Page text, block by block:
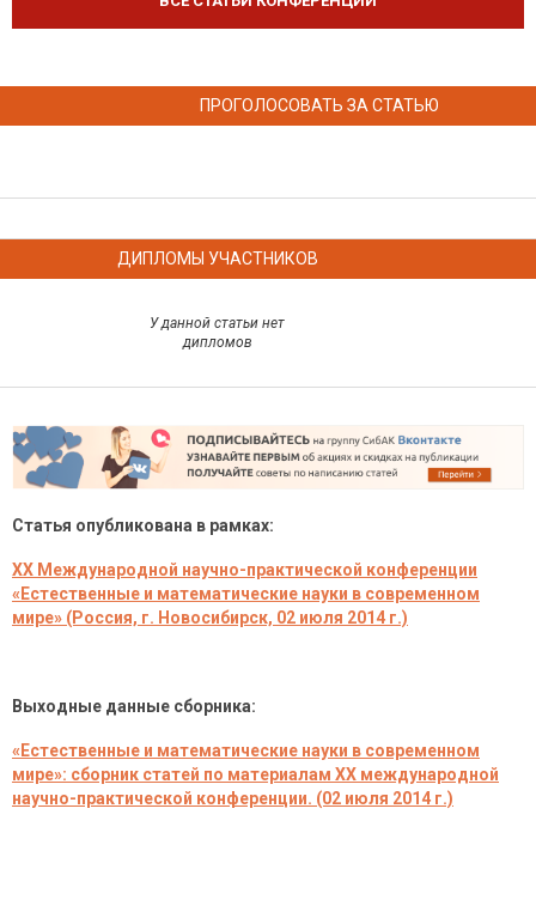
ПРОГОЛОСОВАТЬ ЗА СТАТЬЮ
ДИПЛОМЫ УЧАСТНИКОВ
У данной статьи нет
дипломов
Статья опубликована в рамках:
XX Международной научно-практической конференции
«Естественные и математические науки в современном
мире» (Россия, г. Новосибирск, 02 июля 2014 г.)
Выходные данные сборника:
«Естественные и математические науки в современном
мире»: сборник статей по материалам XX международной
научно-практической конференции. (02 июля 2014 г.)